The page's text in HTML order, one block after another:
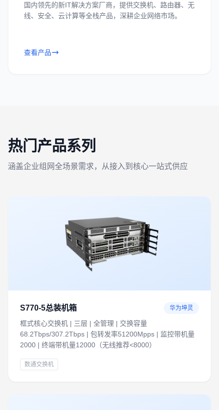
国内领先的新IT解决方案厂商，提供交换机、路由器、无
线、安全、云计算等全栈产品，深耕企业网络市场。
查看产品
热门产品系列
涵盖企业组网全场景需求，从接入到核心一站式供应
S770-5总装机箱 华为坤灵
框式核心交换机 | 三层 | 全管理 | 交换容量
68.2Tbps/307.2Tbps | 包转发率51200Mpps | 监控带机量
2000 | 终端带机量12000（无线推荐<8000）
数通交换机